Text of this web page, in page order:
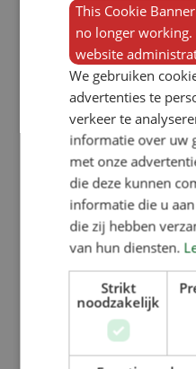
This Cookie
no longer working.
website
We gebruiken
advertenties te
verkeer te
informatie over uw
met onze
die deze kunnen
informatie die u
die zij hebben
van hun diensten.
Strikt
noodzakelijk